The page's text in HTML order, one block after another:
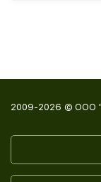
2009-2026 © ООО